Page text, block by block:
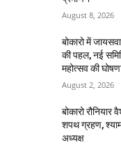
August 8, 2026
बोकारो में
की पहल, नई
महोत्सव की
August 2, 2026
बोकारो
शपथ ग्रहण, श्याम
अध्यक्ष